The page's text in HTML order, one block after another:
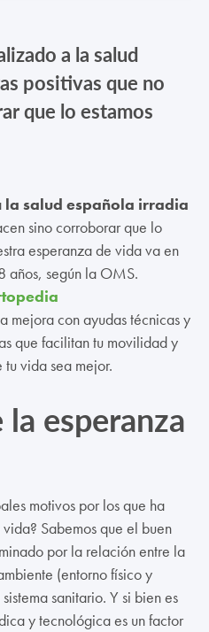
a la salud
positivas que no
que lo estamos
la salud española irradia
sino corroborar que lo
esperanza de vida va en
años, según la OMS.
mejora con ayudas técnicas y
que facilitan tu movilidad y
vida sea mejor.
esperanza
motivos por los que ha
Sabemos que el buen
por la relación entre la
(entorno físico y
sanitario. Y si bien es
y tecnológica es un factor